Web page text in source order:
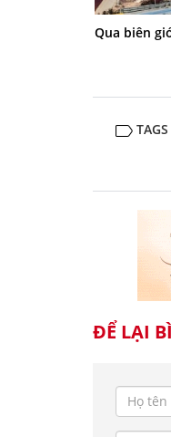
Qua biên
TAGS
ĐỂ LẠI